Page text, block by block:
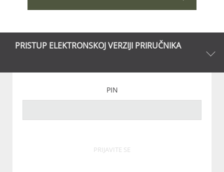
PRISTUP ELEKTRONSKOJ VERZIJI PRIRUČNIKA
PIN
PRIJAVITE SE